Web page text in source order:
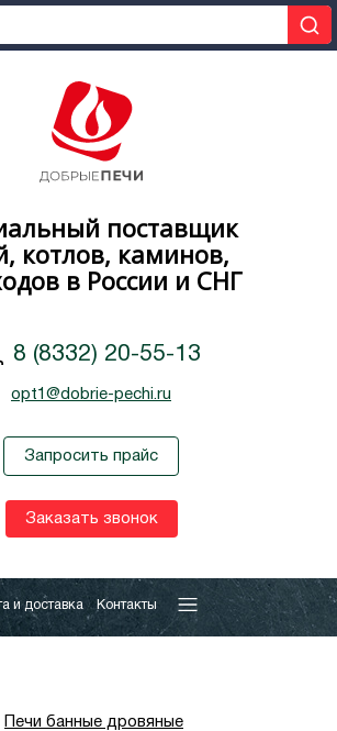
поставщик
котлов, каминов,
в России и СНГ
8 (8332) 20-55-13
opt1@dobrie-pechi.ru
Запросить прайс
Заказать звонок
и доставка Контакты
Печи банные дровяные